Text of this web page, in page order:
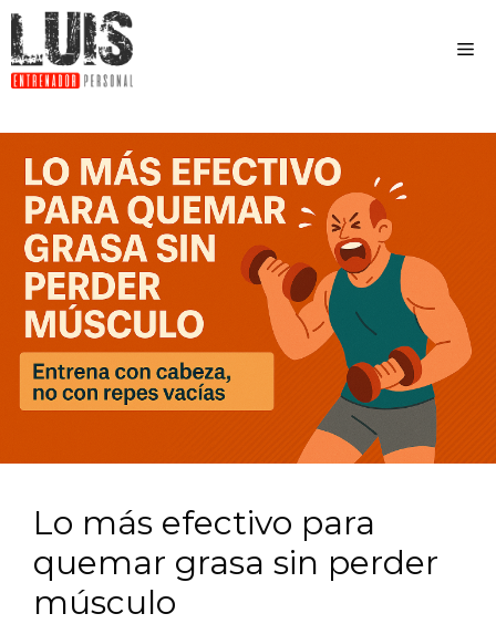
Lo más efectivo para
quemar grasa sin perder
músculo